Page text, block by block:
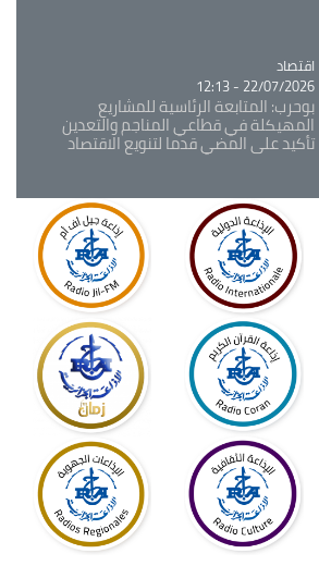
Catégorie
اقتصاد
22/07/2026 - 12:13
بوحرب: المتابعة الرئاسية للمشاريع
المهيكلة في قطاعي المناجم والتعدين
تأكيد على المضي قدما لتنويع الاقتصاد